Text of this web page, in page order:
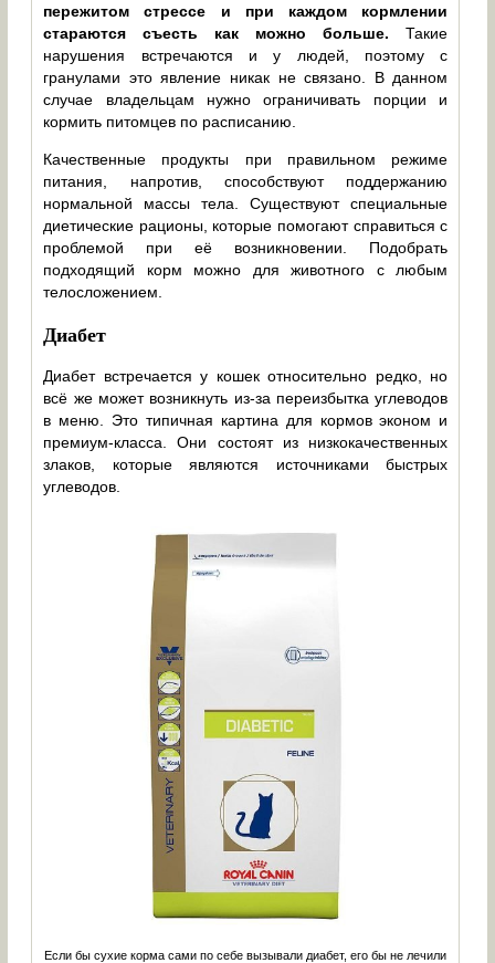
пережитом стрессе и при каждом кормлении
стараются съесть как можно больше. Такие
нарушения встречаются и у людей, поэтому с
гранулами это явление никак не связано. В данном
случае владельцам нужно ограничивать порции и
кормить питомцев по расписанию.
Качественные продукты при правильном режиме
питания, напротив, способствуют поддержанию
нормальной массы тела. Существуют специальные
диетические рационы, которые помогают справиться с
проблемой при её возникновении. Подобрать
подходящий корм можно для животного с любым
телосложением.
Диабет
Диабет встречается у кошек относительно редко, но
всё же может возникнуть из-за переизбытка углеводов
в меню. Это типичная картина для кормов эконом и
премиум-класса. Они состоят из низкокачественных
злаков, которые являются источниками быстрых
углеводов.
Если бы сухие корма сами по себе вызывали диабет, его бы не лечили